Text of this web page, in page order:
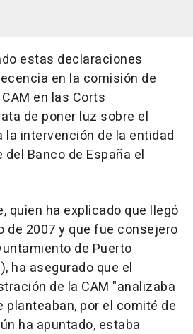
estas declaraciones
en la comisión de
en las Corts
de poner luz sobre el
la intervención de la entidad
Banco de España el
quien ha explicado que llegó
de 2007 y que fue consejero
de Puerto
ha asegurado que el
de la CAM "analizaba
planteaban, por el comité de
ha apuntado, estaba